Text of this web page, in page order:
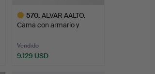
570. ALVAR AALTO.
Cama con armario y
Vendido
9.129 USD